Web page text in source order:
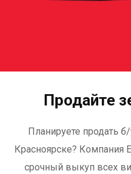
Продайте
Планируете продать
Красноярске? Компания
срочный выкуп всех